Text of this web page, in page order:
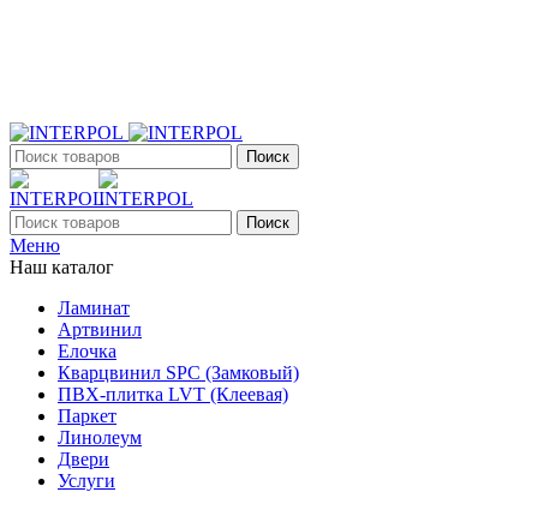
Поиск
Поиск
Меню
Наш каталог
Ламинат
Артвинил
Елочка
Кварцвинил SPC (Замковый)
ПВХ-плитка LVT (Клеевая)
Паркет
Линолеум
Двери
Услуги